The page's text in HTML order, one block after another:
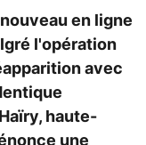
en ligne
l'opération
avec
haute-
une